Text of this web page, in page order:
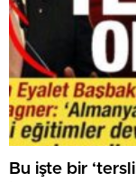
Bu işte bir